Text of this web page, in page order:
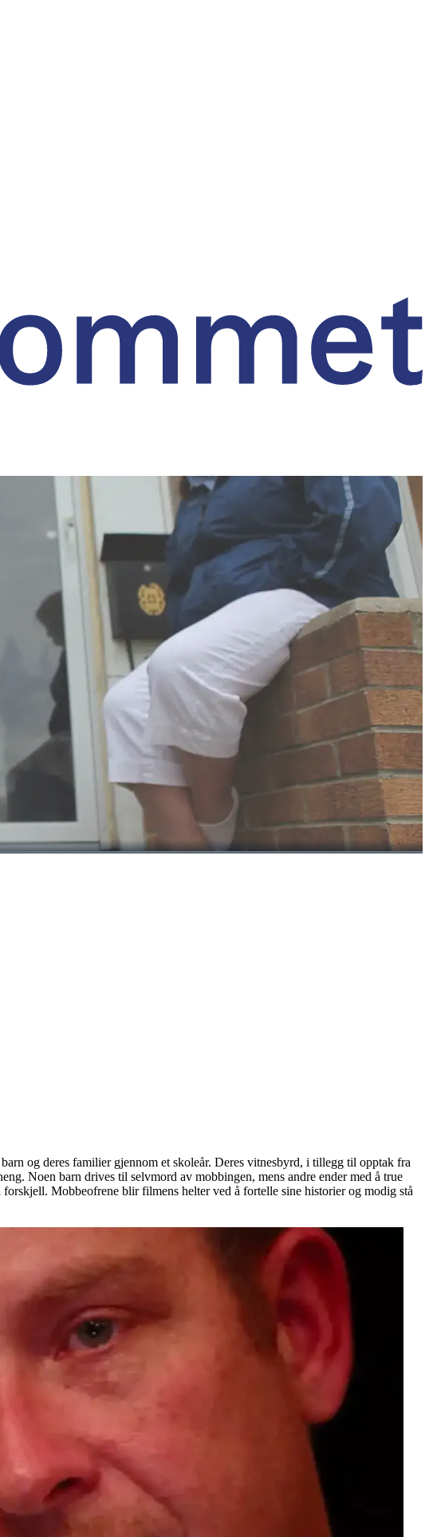
og deres familier gjennom et skoleår. Deres vitnesbyrd, i tillegg til opptak fra
Noen barn drives til selvmord av mobbingen, mens andre ender med å true
Mobbeofrene blir filmens helter ved å fortelle sine historier og modig stå